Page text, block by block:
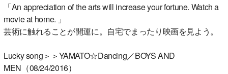
「An appreciation of the arts will increase your fortune. Watch a
movie at home. 」
芸術に触れることが開運に。自宅でまったり映画を見よう。
Lucky song＞＞YAMATO☆Dancing／BOYS AND
MEN（08/24/2016）